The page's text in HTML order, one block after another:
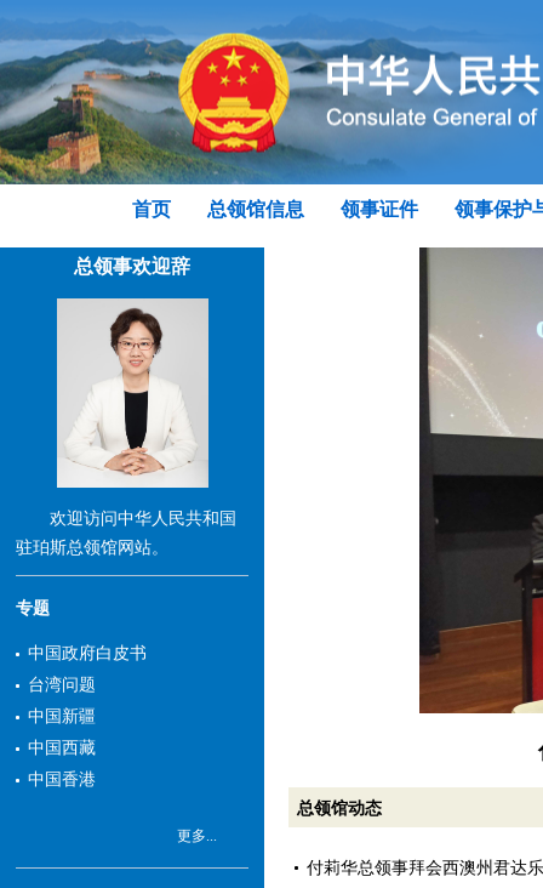
首页 总领馆信息 领事证件 领事保护
总领事欢迎辞
欢迎访问中华人民共和国
驻珀斯总领馆网站。
专题
中国政府白皮书
台湾问题
中国新疆
中国西藏
中国香港
更多...
付莉华总领
总领馆动态
付莉华总领事拜会西澳州君达